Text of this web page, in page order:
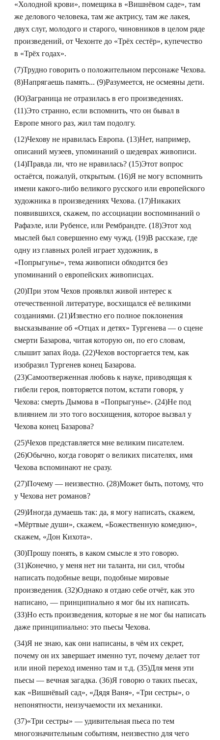
«Холодной крови», помещика в «Вишнёвом саде», там
же делового человека, там же актрису, там же лакея,
двух слуг, молодого и старого, чиновников в целом ряде
произведений, от Чехонте до «Трёх сестёр», купечество
в «Трёх годах».
(7)Трудно говорить о положительном персонаже Чехова.
(8)Напрягаешь память... (9)Разумеется, не осмеяны дети.
(Ю)Заграница не отразилась в его произведениях.
(11)Это странно, если вспомнить, что он бывал в
Европе много раз, жил там подолгу.
(12)Чехову не нравилась Европа. (13)Нет, например,
описаний музеев, упоминаний о шедеврах живописи.
(14)Правда ли, что не нравилась? (15)Этот вопрос
остаётся, пожалуй, открытым. (16)Я не могу вспомнить
имени какого-либо великого русского или европейского
художника в произведениях Чехова. (17)Никаких
появившихся, скажем, по ассоциации воспоминаний о
Рафаэле, или Рубенсе, или Рембрандте. (18)Этот ход
мыслей был совершенно ему чужд. (19)В рассказе, где
одну из главных ролей играет художник, в
«Попрыгунье», тема живописи обходится без
упоминаний о европейских живописцах.
(20)При этом Чехов проявлял живой интерес к
отечественной литературе, восхищался её великими
созданиями. (21)Известно его полное поклонения
высказывание об «Отцах и детях» Тургенева — о сцене
смерти Базарова, читая которую он, по его словам,
слышит запах йода. (22)Чехов восторгается тем, как
изобразил Тургенев конец Базарова.
(23)Самоотверженная любовь к науке, приводящая к
гибели героя, повторяется потом, кстати говоря, у
Чехова: смерть Дымова в «Попрыгунье». (24)Не под
влиянием ли это того восхищения, которое вызвал у
Чехова конец Базарова?
(25)Чехов представляется мне великим писателем.
(26)Обычно, когда говорят о великих писателях, имя
Чехова вспоминают не сразу.
(27)Почему — неизвестно. (28)Может быть, потому, что
у Чехова нет романов?
(29)Иногда думаешь так: да, я могу написать, скажем,
«Мёртвые души», скажем, «Божественную комедию»,
скажем, «Дон Кихота».
(З0)Прошу понять, в каком смысле я это говорю.
(31)Конечно, у меня нет ни таланта, ни сил, чтобы
написать подобные вещи, подобные мировые
произведения. (32)Однако я отдаю себе отчёт, как это
написано, — принципиально я мог бы их написать.
(ЗЗ)Но есть произведения, которые я не мог бы написать
даже принципиально: это пьесы Чехова.
(34)Я не знаю, как они написаны, в чём их секрет,
почему он их завершает именно тут, почему делает тот
или иной переход именно там и т.д. (35)Для меня эти
пьесы — вечная загадка. (36)Я говорю о таких пьесах,
как «Вишнёвый сад», «Дядя Ваня», «Три сестры», о
непонятности, неизучаемости их механики.
(37)«Три сестры» — удивительная пьеса по тем
многозначительным событиям, неизвестно для чего